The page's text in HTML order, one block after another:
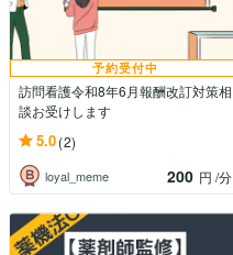
予約受付中
訪問看護令和8年6月報酬改訂対策相
談お受けします
5.0(2)
loyal_meme 200 円 /分